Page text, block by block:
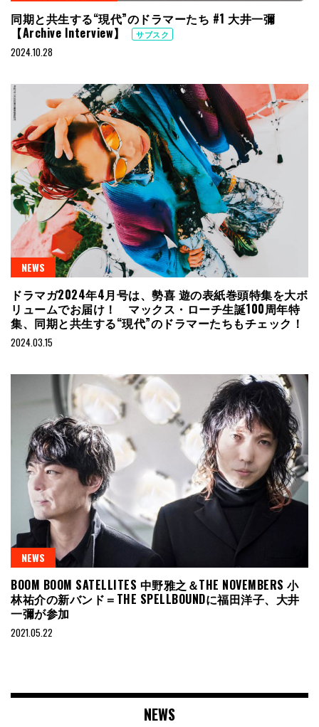
同期と共生する“現代”のドラマーたち #1 大井一彌
【Archive Interview】
サブスク
2024.10.28
NEWS
ドラマガ2024年4月号は、勢喜 遊の表紙巻頭特集を大ボ
リュームでお届け！ マックス・ローチ生誕100周年特
集、同期と共生する“現代”のドラマーたちもチェック！
2024.03.15
NEWS
BOOM BOOM SATELLITES 中野雅之＆THE NOVEMBERS 小
林祐介の新バンド＝THE SPELLBOUNDに福田洋子、大井
一彌が参加
2021.05.22
NEWS